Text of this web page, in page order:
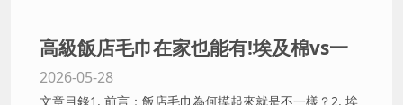
高級飯店毛巾在家也能有!埃及棉vs一
般純棉摸起來差超多?|新北、台中毛巾
2026-05-28
文章目錄1. 前言：飯店毛巾為何摸起來就是不一樣？2. 埃